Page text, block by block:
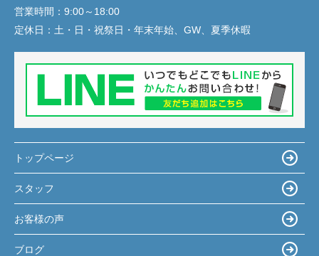
営業時間： 9:00～18:00
定休日： 土・日・祝祭日・年末年始、GW、夏季休暇
トップページ
スタッフ
お客様の声
ブログ